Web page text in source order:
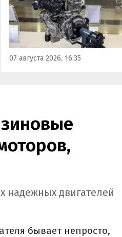
Корреспонденту
«Автоновостей дня» удалось
лично ознакомиться с
новинкой на выставке
«Иннопром» в
07 августа 2026, 16:35
надежных двигателей
бывает непросто,